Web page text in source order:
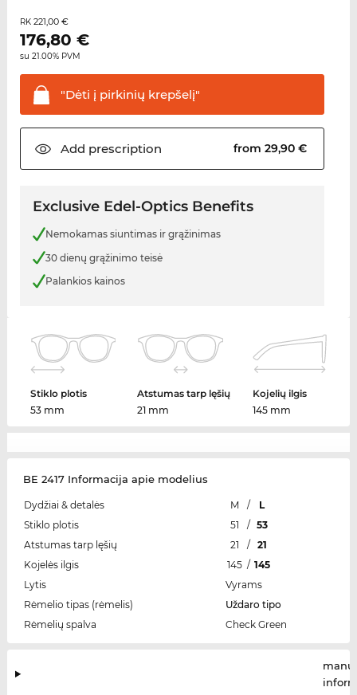
RK 221,00 €
176,80 €
su 21.00% PVM
"Dėti į pirkinių krepšelį"
Add prescription from 29,90 €
Exclusive Edel-Optics Benefits
Nemokamas siuntimas ir grąžinimas
30 dienų grąžinimo teisė
Palankios kainos
Stiklo plotis
53 mm
Atstumas tarp lęšių
21 mm
Kojelių ilgis
145 mm
BE 2417 Informacija apie modelius
Dydžiai & detalės M /
L
Stiklo plotis
51 / 53
Atstumas tarp lęšių
21 /
21
Kojelės ilgis
145 / 145
Lytis
Vyrams
Rėmelio tipas (rėmelis)
Uždaro tipo
Rėmelių spalva
Check Green